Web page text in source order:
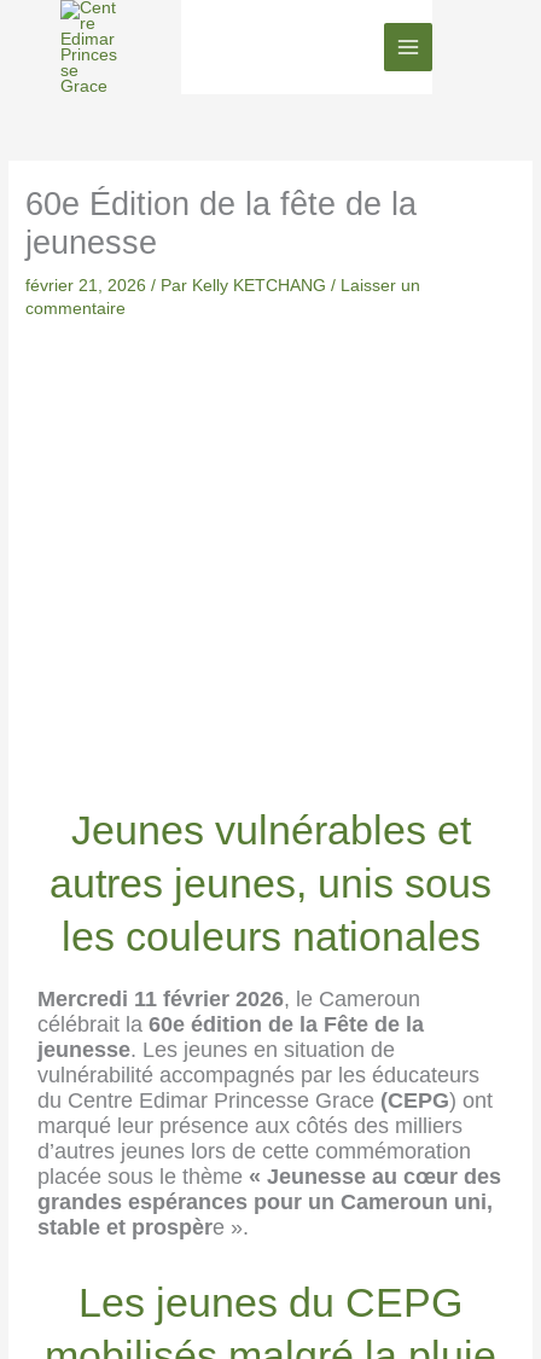
60e Édition de la fête de la
jeunesse
février 21, 2026/ Par Kelly KETCHANG/ Laisser un
commentaire
Jeunes vulnérables et
autres jeunes, unis sous
les couleurs nationales
Mercredi 11 février 2026, le Cameroun
célébrait la60e édition de la Fête de la
jeunesse. Les jeunes en situation de
vulnérabilité accompagnés par les éducateurs
du Centre Edimar Princesse Grace (CEPG) ont
marqué leur présence aux côtés des milliers
d’autres jeunes lors de cette commémoration
placée sous le thème « Jeunesse au cœur des
grandes espérances pour un Cameroun uni,
stable et prospère ».
Les jeunes du CEPG